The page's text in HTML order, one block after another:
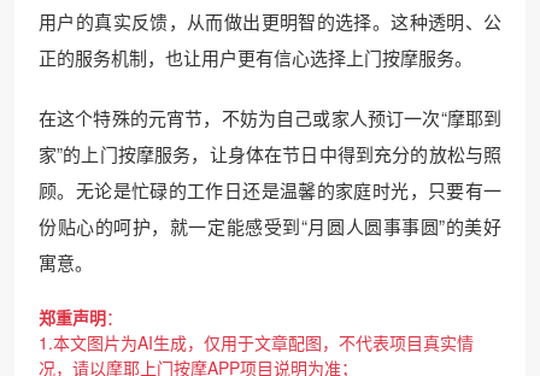
用户的真实反馈，从而做出更明智的选择。这种透明、公
正的服务机制，也让用户更有信心选择上门按摩服务。
在这个特殊的元宵节，不妨为自己或家人预订一次“摩耶到
家”的上门按摩服务，让身体在节日中得到充分的放松与照
顾。无论是忙碌的工作日还是温馨的家庭时光，只要有一
份贴心的呵护，就一定能感受到“月圆人圆事事圆”的美好
寓意。
郑重声明：
1.本文图片为AI生成，仅用于文章配图，不代表项目真实情
况，请以摩耶上门按摩APP项目说明为准；